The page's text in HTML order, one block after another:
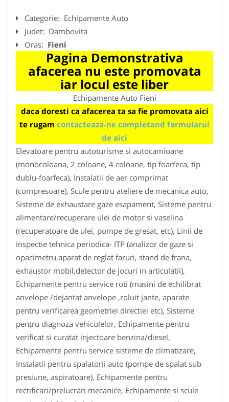
Categorie: Echipamente Auto
Judet: Dambovita
Oras: Fieni
Pagina Demonstrativa
afacerea nu este promovata
iar locul este liber
Echipamente Auto Fieni
daca doresti ca afacerea ta sa fie promovata aici
te rugam contacteaza-ne completand formularul
de aici
Elevatoare pentru autoturisme si autocamioane
(monocoloana, 2 coloane, 4 coloane, tip foarfeca, tip
dublu-foarfeca), Instalatii de aer comprimat
(compresoare), Scule pentru ateliere de mecanica auto,
Sisteme de exhaustare gaze esapament, Sisteme pentru
alimentare/recuperare ulei de motor si vaselina
(recuperatoare de ulei, pompe de gresat, etc), Linii de
inspectie tehnica periodica- ITP (analizor de gaze si
opacimetru,aparat de reglat faruri, stand de frana,
exhaustor mobil,detector de jocuri in articulatii),
Echipamente pentru service roti (masini de echilibrat
anvelope /dejantat anvelope ,roluit jante, aparate
pentru verificarea geometriei directiei etc), Sisteme
pentru diagnoza vehiculelor, Echipamente pentru
verificat si curatat injectoare benzina/diesel,
Echipamente pentru service sisteme de climatizare,
Instalatii pentru spalatorii auto (pompe de spalat sub
presiune, aspiratoare), Echipamente pentru
rectificari/prelucrari mecanice, Echipamente si scule